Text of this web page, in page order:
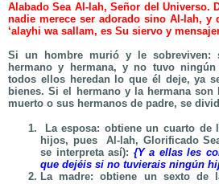
Alabado Sea Al-lah, Señor del Universo.
nadie merece ser adorado sino Al-lah, y
‘alayhi wa sallam, es Su siervo y
Si un hombre murió y le sobreviven:
hermano y hermana, y no tuvo
todos ellos heredan lo que él deje, ya
bienes. Si el hermano y la hermana son
muerto o sus hermanos de padre, se
La esposa: obtiene un cuarto de
hijos, pues Al-lah, Glorificado
se interpreta así): {Y a ellas les
que dejéis si no tuvierais ningún
La madre: obtiene un sexto de